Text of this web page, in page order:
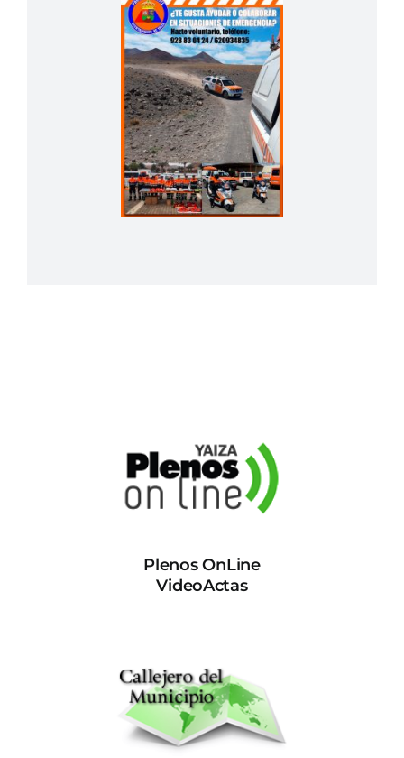
Plenos OnLine
VideoActas